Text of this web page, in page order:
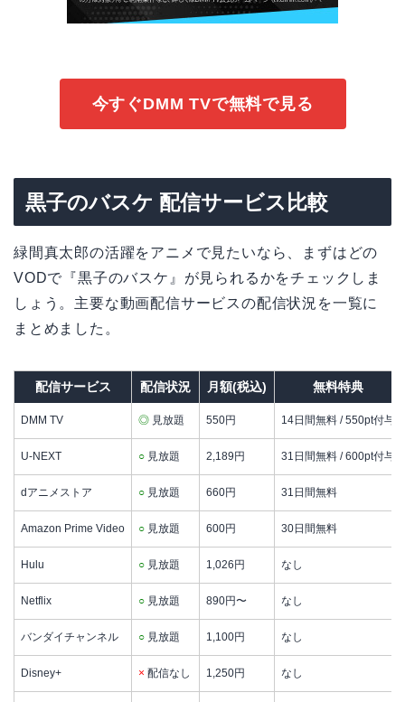
今すぐDMM TVで無料で見る
黒子のバスケ 配信サービス比較
緑間真太郎の活躍をアニメで見たいなら、まずはどの
VODで『黒子のバスケ』が見られるかをチェックしま
しょう。主要な動画配信サービスの配信状況を一覧に
まとめました。
配信サービス 配信状況 月額(税込) 無料特典
DMM TV ◎ 見放題 550円 14日間無料 / 550pt付与
U-NEXT ○ 見放題 2,189円 31日間無料 / 600pt付与
dアニメストア ○ 見放題 660円 31日間無料
Amazon Prime Video ○ 見放題 600円 30日間無料
Hulu ○ 見放題 1,026円 なし
Netflix ○ 見放題 890円〜 なし
バンダイチャンネル ○ 見放題 1,100円 なし
Disney+ × 配信なし 1,250円 なし